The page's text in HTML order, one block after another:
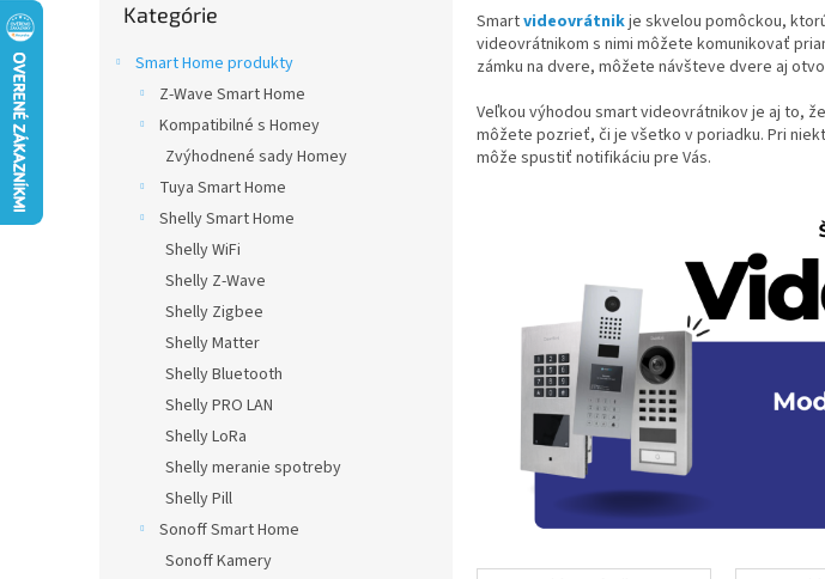
kategórie
Kategórie
Smart Home produkty
Z-Wave Smart Home
Kompatibilné s Homey
Zvýhodnené sady Homey
Tuya Smart Home
Shelly Smart Home
Shelly WiFi
Shelly Z-Wave
Shelly Zigbee
Shelly Matter
Shelly Bluetooth
Shelly PRO LAN
Shelly LoRa
Shelly meranie spotreby
Shelly Pill
Sonoff Smart Home
Sonoff Kamery
Smartvideovrátnikje skvelou pomôckou,
videovrátnikom s nimi môžete komunikovať
zámku na dvere, môžete návšteve dvere aj
Veľkou výhodou smart videovrátnikov je aj to,
môžete pozrieť, či je všetko v poriadku. Pri
môže spustiť notifikáciu pre Vás.